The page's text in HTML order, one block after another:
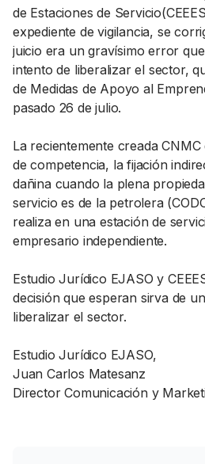
de Estaciones de
expediente de vigilancia, se
juicio era un gravísimo error
intento de liberalizar el sector,
de Medidas de Apoyo al
pasado 26 de julio.
La recientemente creada
de competencia, la fijación
dañina cuando la plena
servicio es de la petrolera
realiza en una estación de
empresario independiente.
Estudio Jurídico EJASO y
decisión que esperan sirva de
liberalizar el sector.
Estudio Jurídico EJASO,
Juan Carlos Matesanz
Director Comunicación y